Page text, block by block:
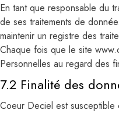
En tant que responsable du
de ses traitements de
maintenir un registre des
Chaque fois que le site
Personnelles au regard des
7.2 Finalité des
Coeur Deciel est